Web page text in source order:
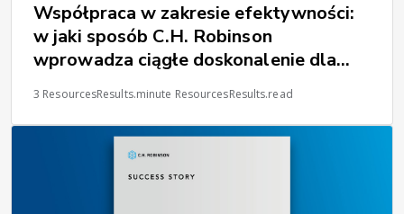
Współpraca w zakresie efektywności:
w jaki sposób C.H. Robinson
wprowadza ciągłe doskonalenie dla
wiodącego sprzedawcy detalicznego
3 ResourcesResults.minute ResourcesResults.read